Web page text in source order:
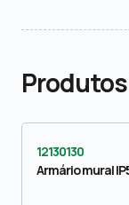
12130130
Armário mural